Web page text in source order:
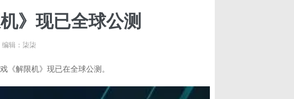
》现已全球公测
编辑：柒柒
《解限机》现已在全球公测。